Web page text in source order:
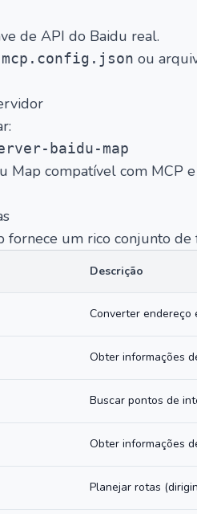
de API do Baidu real.
mcp.config.json ou
Map compatível com MCP
um rico conjunto de
Descrição
Converter endereço
Obter informações
Buscar pontos de
Obter informações
Planejar rotas